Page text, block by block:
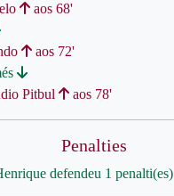
aos 68'
aos 72'
Pitbul
aos 78'
Penalties
defendeu 1 penalti(es)